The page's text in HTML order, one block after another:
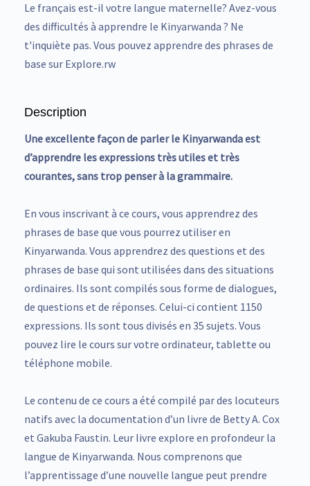
Le français est-il votre langue maternelle? Avez-vous
des difficultés à apprendre le Kinyarwanda ? Ne
t'inquiète pas. Vous pouvez apprendre des phrases de
base sur Explore.rw
Description
Une excellente façon de parler le Kinyarwanda est
d’apprendre les expressions très utiles et très
courantes, sans trop penser à la grammaire.
En vous inscrivant à ce cours, vous apprendrez des
phrases de base que vous pourrez utiliser en
Kinyarwanda. Vous apprendrez des questions et des
phrases de base qui sont utilisées dans des situations
ordinaires. Ils sont compilés sous forme de dialogues,
de questions et de réponses. Celui-ci contient 1150
expressions. Ils sont tous divisés en 35 sujets. Vous
pouvez lire le cours sur votre ordinateur, tablette ou
téléphone mobile.
Le contenu de ce cours a été compilé par des locuteurs
natifs avec la documentation d’un livre de Betty A. Cox
et Gakuba Faustin. Leur livre explore en profondeur la
langue de Kinyarwanda. Nous comprenons que
l’apprentissage d’une nouvelle langue peut prendre